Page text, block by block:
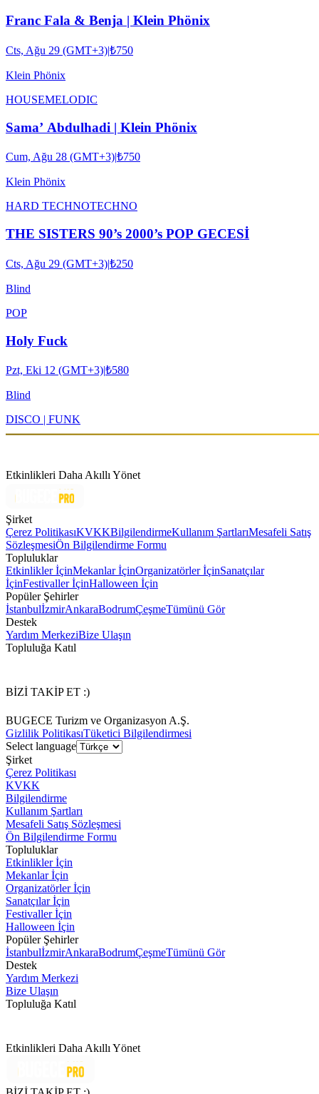
Franc Fala & Benja | Klein Phönix
Cts, Ağu 29 (GMT+3)|₺750
Klein Phönix
HOUSEMELODIC
Sama’ Abdulhadi | Klein Phönix
Cum, Ağu 28 (GMT+3)|₺750
Klein Phönix
HARD TECHNOTECHNO
THE SISTERS 90’s 2000’s POP GECESİ
Cts, Ağu 29 (GMT+3)|₺250
Blind
POP
Holy Fuck
Pzt, Eki 12 (GMT+3)|₺580
Blind
DISCO | FUNK
Etkinlikleri Daha Akıllı Yönet
Şirket
Çerez PolitikasıKVKKBilgilendirmeKullanım ŞartlarıMesafeli Satış
SözleşmesiÖn Bilgilendirme Formu
Topluluklar
Etkinlikler İçinMekanlar İçinOrganizatörler İçinSanatçılar
İçinFestivaller İçinHalloween İçin
Popüler Şehirler
İstanbulİzmirAnkaraBodrumÇeşmeTümünü Gör
Destek
Yardım MerkeziBize Ulaşın
Topluluğa Katıl
BİZİ TAKİP ET :)
BUGECE Turizm ve Organizasyon A.Ş.
Gizlilik PolitikasıTüketici Bilgilendirmesi
Select language
Şirket
Çerez Politikası
KVKK
Bilgilendirme
Kullanım Şartları
Mesafeli Satış Sözleşmesi
Ön Bilgilendirme Formu
Topluluklar
Etkinlikler İçin
Mekanlar İçin
Organizatörler İçin
Sanatçılar İçin
Festivaller İçin
Halloween İçin
Popüler Şehirler
İstanbulİzmirAnkaraBodrumÇeşmeTümünü Gör
Destek
Yardım Merkezi
Bize Ulaşın
Topluluğa Katıl
Etkinlikleri Daha Akıllı Yönet